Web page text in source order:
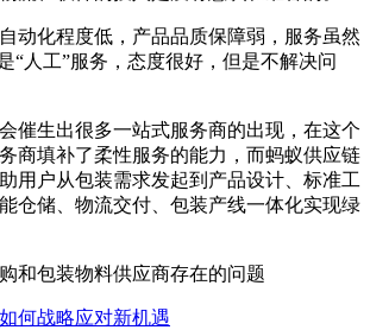
动化程度低，产品品质保障弱，服务虽然
“人工”服务，态度很好，但是不解决问
催生出很多一站式服务商的出现，在这个
商填补了柔性服务的能力，而蚂蚁供应链
用户从包装需求发起到产品设计、标准工
仓储、物流交付、包装产线一体化实现绿
何战略应对新机遇